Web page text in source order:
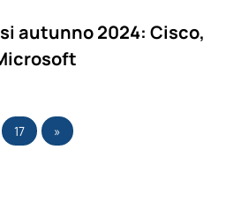
autunno 2024: Cisco,
17 »